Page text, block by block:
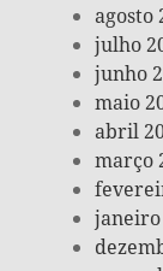
agosto
julho
junho
maio
abril
março
janeiro